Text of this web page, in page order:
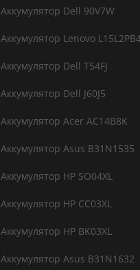
Аккумулятор Dell 90V7W
Аккумулятор Lenovo
Аккумулятор Dell T54FJ
Аккумулятор Dell J60J5
Аккумулятор Acer AC14B8K
Аккумулятор Asus B31N1535
Аккумулятор HP SO04XL
Аккумулятор HP CC03XL
Аккумулятор HP BK03XL
Аккумулятор Asus B31N1632